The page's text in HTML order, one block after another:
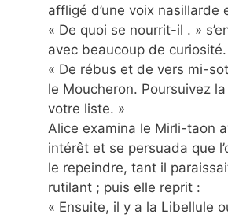
affligé d’une voix nasillarde
« De quoi se nourrit-il . »
avec beaucoup de curiosité.
« De rébus et de vers mi-
le Moucheron. Poursuivez
votre liste. »
Alice examina le Mirli-taon
intérêt et se persuada que
le repeindre, tant il
rutilant ; puis elle reprit :
« Ensuite, il y a la Libellule